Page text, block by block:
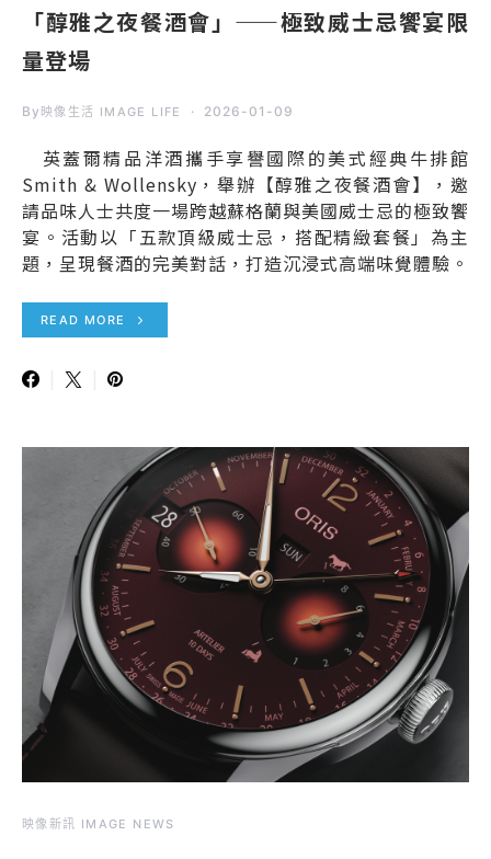
「醇雅之夜餐酒會」——極致威士忌饗宴限
量登場
By 映像生活 IMAGE LIFE 2026-01-09
英蓋爾精品洋酒攜手享譽國際的美式經典牛排館
Smith & Wollensky，舉辦【醇雅之夜餐酒會】，邀
請品味人士共度一場跨越蘇格蘭與美國威士忌的極致饗
宴。活動以「五款頂級威士忌，搭配精緻套餐」為主
題，呈現餐酒的完美對話，打造沉浸式高端味覺體驗。
READ MORE
映像新訊 IMAGE NEWS